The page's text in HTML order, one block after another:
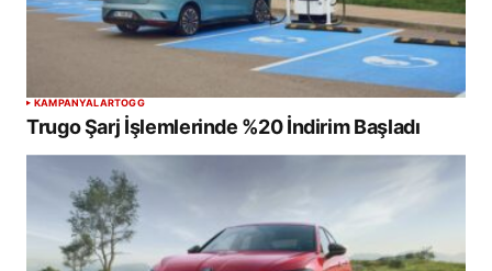
KAMPANYALARTOGG
Trugo Şarj İşlemlerinde %20 İndirim Başladı